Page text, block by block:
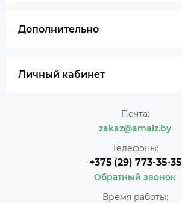
Дополнительно
Личный кабинет
Почта:
zakaz@amaiz.by
Телефоны:
+375 (29) 773-35-35
Обратный звонок
Время работы: